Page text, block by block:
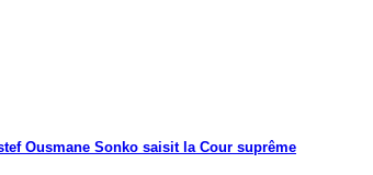
Ousmane Sonko saisit la Cour suprême